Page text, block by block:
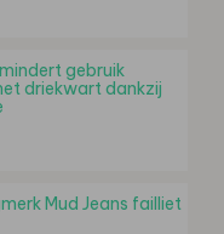
gebruik
driekwart dankzij
Mud Jeans failliet